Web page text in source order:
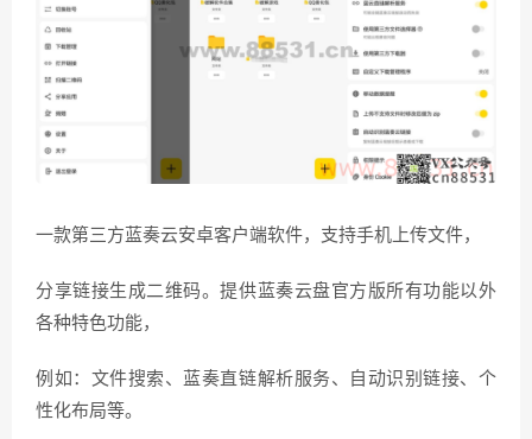
一款第三方蓝奏云安卓客户端软件，支持手机上传文件，
分享链接生成二维码。提供蓝奏云盘官方版所有功能以外
各种特色功能，
例如：文件搜索、蓝奏直链解析服务、自动识别链接、个
性化布局等。